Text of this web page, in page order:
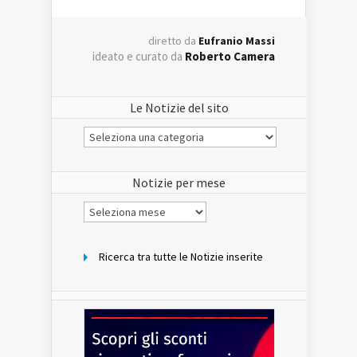
diretto da Eufranio Massi
ideato e curato da Roberto Camera
Le Notizie del sito
Le
Notizie
Notizie per mese
Notizie
per
Ricerca tra tutte le Notizie inserite